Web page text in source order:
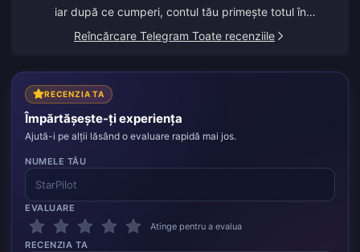
iar după ce cumperi, contul tău primește totul în
câteva secunde.
Reîncărcare Telegram Toate recenziile
RECENZIA TA
Împărtășește-ți experiența
Ajută-i pe alții lăsând o evaluare rapidă mai jos.
NUMELE TĂU
EVALUARE
Atinge pentru a evalua
RECENZIA TA